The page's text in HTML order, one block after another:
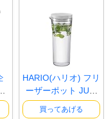
るの？
優勝するの
てない
HARIO(ハリオ) フリ
ーザーポット JUSI
O 実用容..
買ってあげる